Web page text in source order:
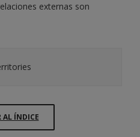
externas son
AL ÍNDICE